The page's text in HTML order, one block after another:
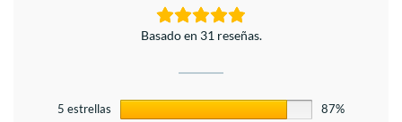
Basado en 31 reseñas.
5 estrellas
87%